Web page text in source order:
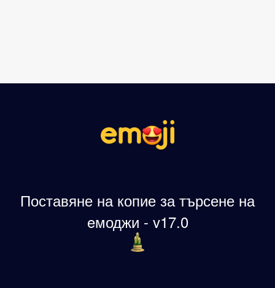
Поставяне на копие за търсене на
eмоджи - v17.0